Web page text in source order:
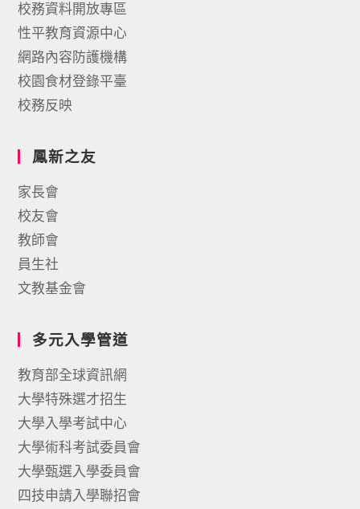
校務資料開放專區
性平教育資源中心
網路內容防護機構
校園食材登錄平臺
校務反映
鳳新之友
家長會
校友會
教師會
員生社
文教基金會
多元入學管道
教育部全球資訊網
大學特殊選才招生
大學入學考試中心
大學術科考試委員會
大學甄選入學委員會
四技申請入學聯招會